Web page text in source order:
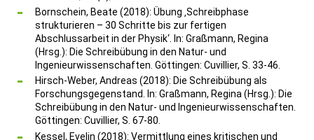
Bornschein, Beate (2018): Übung ‚Schreibphase
strukturieren – 30 Schritte bis zur fertigen
Abschlussarbeit in der Physik‘. In: Graßmann, Regina
(Hrsg.): Die Schreibübung in den Natur- und
Ingenieurwissenschaften. Göttingen: Cuvillier, S. 33-46.
Hirsch-Weber, Andreas (2018): Die Schreibübung als
Forschungsgegenstand. In: Graßmann, Regina (Hrsg.): Die
Schreibübung in den Natur- und Ingenieurwissenschaften.
Göttingen: Cuvillier, S. 67-80.
Kessel, Evelin (2018): Vermittlung eines kritischen und